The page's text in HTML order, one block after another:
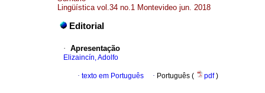
Lingüística vol.34 no.1 Montevideo jun. 2018
Editorial
· Apresentação
Elizaincín, Adolfo
· texto em Português · Português ( pdf)